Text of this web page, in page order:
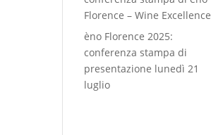
Florence – Wine Excellence
èno Florence 2025:
conferenza stampa di
presentazione lunedì 21
luglio